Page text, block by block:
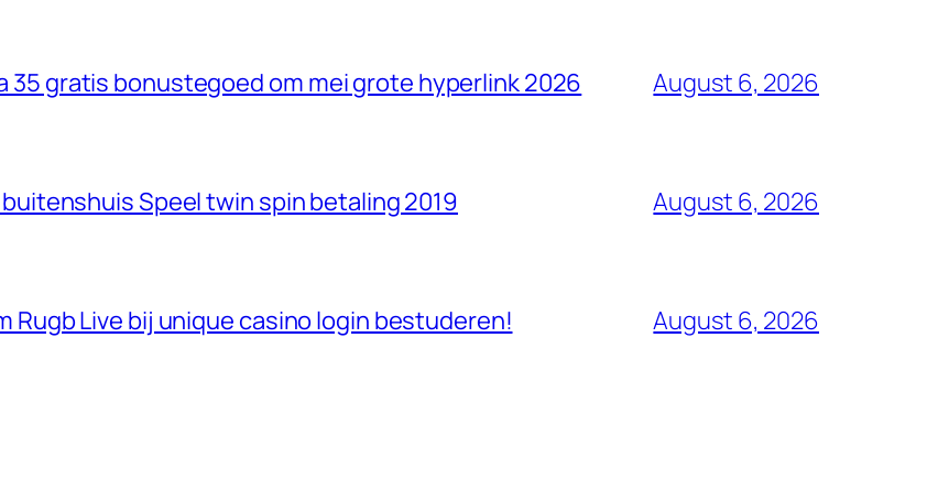
gratis bonustegoed om mei grote hyperlink 2026 August 6, 2026
Speel twin spin betaling 2019 August 6, 2026
Rugb Live bij unique casino login bestuderen! August 6, 2026